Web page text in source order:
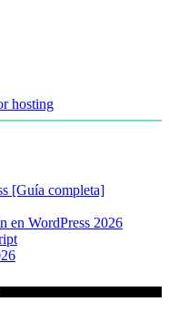
[Guía completa]
en WordPress 2026